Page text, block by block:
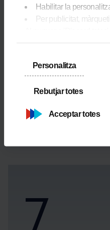
Habilitar la
Per publicitat,
Acceptar totes
Personalitza
Rebutjar totes
120
Rutes freeride sense
7